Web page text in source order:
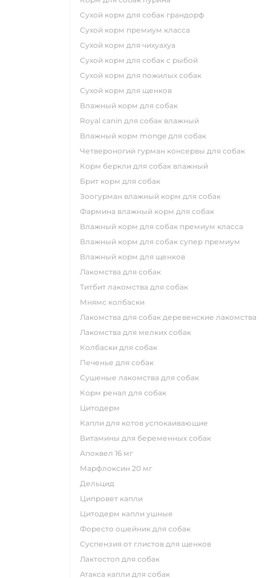
сухой корм для собак грандорф
сухой корм премиум класса
сухой корм для чихуахуа
сухой корм для собак с рыбой
сухой корм для пожилых собак
сухой корм для щенков
влажный корм для собак
royal canin для собак влажный
влажный корм monge для собак
четвероногий гурман консервы для собак
корм беркли для собак влажный
брит корм для собак
зоогурман влажный корм для собак
фармина влажный корм для собак
влажный корм для собак премиум класса
влажный корм для собак супер премиум
влажный корм для щенков
лакомства для собак
титбит лакомства для собак
мнямс колбаски
лакомства для собак деревенские лакомства
лакомства для мелких собак
колбаски для собак
печенье для собак
сушеные лакомства для собак
корм ренал для собак
цитодерм
капли для котов успокаивающие
витамины для беременных собак
апоквел 16 мг
марфлоксин 20 мг
дельцид
ципровет капли
цитодерм капли ушные
форесто ошейник для собак
суспензия от глистов для щенков
лактостоп для собак
атакса капли для собак